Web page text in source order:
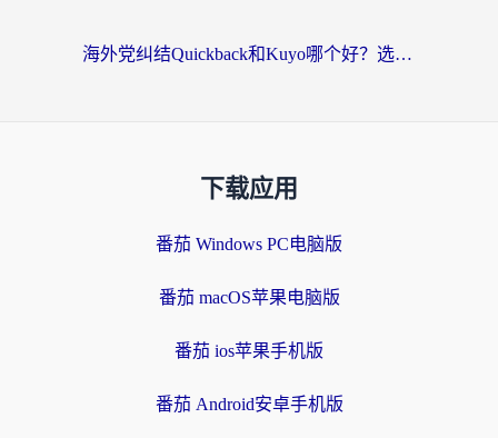
海外党纠结Quickback和Kuyo哪个好？选对回国加速器才能无缝刷国内资源
下载应用
番茄 Windows PC电脑版
番茄 macOS苹果电脑版
番茄 ios苹果手机版
番茄 Android安卓手机版